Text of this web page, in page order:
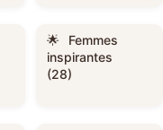
Femmes
inspirantes
(28)